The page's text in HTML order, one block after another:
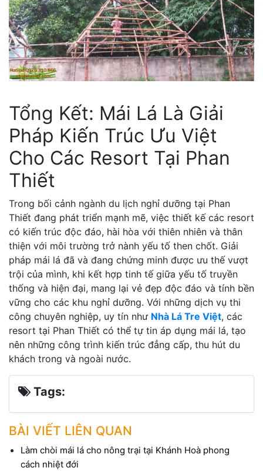
Tổng Kết: Mái Lá Là Giải
Pháp Kiến Trúc Ưu Việt
Cho Các Resort Tại Phan
Thiết
Trong bối cảnh ngành du lịch nghỉ dưỡng tại Phan
Thiết đang phát triển mạnh mẽ, việc thiết kế các resort
có kiến trúc độc đáo, hài hòa với thiên nhiên và thân
thiện với môi trường trở nành yếu tố then chốt. Giải
pháp mái lá đã và đang chứng minh được ưu thế vượt
trội của mình, khi kết hợp tinh tế giữa yếu tố truyền
thống và hiện đại, mang lại vẻ đẹp độc đáo và tính bền
vững cho các khu nghỉ dưỡng. Với những dịch vụ thi
công chuyên nghiệp, uy tín như Nhà Lá Tre Việt, các
resort tại Phan Thiết có thể tự tin áp dụng mái lá, tạo
nên những công trình kiến trúc đẳng cấp, thu hút du
khách trong và ngoài nước.
Tags:
BÀI VIẾT LIÊN QUAN
Làm chòi mái lá cho nông trại tại Khánh Hoà phong
cách nhiệt đới